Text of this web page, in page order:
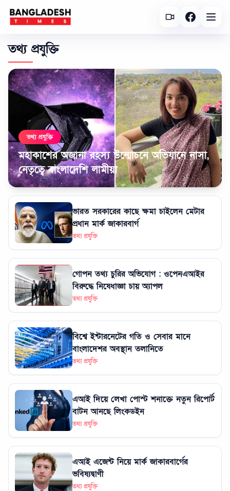
তথ্য প্রযুক্তি
তথ্য প্রযুক্তি
মহাকাশের অজানা রহস্য উন্মোচনে অভিযানে নাসা,
নেতৃত্বে বাংলাদেশি লামীয়া
ভারত সরকারের কাছে ক্ষমা চাইলেন মেটার
প্রধান মার্ক জাকারবার্গ
তথ্য প্রযুক্তি
গোপন তথ্য চুরির অভিযোগ : ওপেনএআইর
বিরুদ্ধে নিষেধাজ্ঞা চায় অ্যাপল
তথ্য প্রযুক্তি
বিশ্বে ইন্টারনেটের গতি ও সেবার মানে
বাংলাদেশর অবস্থান তলানিতে
তথ্য প্রযুক্তি
এআই দিয়ে লেখা পোস্ট শনাক্তে নতুন রিপোর্ট
বাটন আনছে লিংকডইন
তথ্য প্রযুক্তি
এআই এজেন্ট নিয়ে মার্ক জাকারবার্গের
ভবিষ্যদ্বাণী
তথ্য প্রযুক্তি